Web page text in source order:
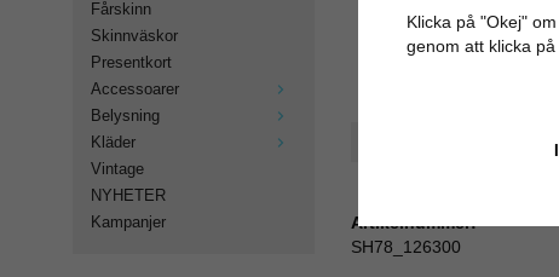
Fårskinn
Skinnväskor
Presentkort
Accessoarer
Belysning
Kläder
Vintage
NYHETER
Kampanjer
Artikelnummer:
SH78_126300
Klicka på "Okej"
genom att klicka